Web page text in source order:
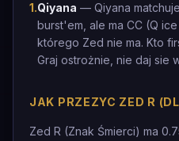
1.Qiyana — Qiyana
burst'em, ale ma CC (Q
którego Zed nie ma. Kto
Graj ostrożnie, nie daj sie
JAK PRZEZYC ZED R
Zed R (Znak Śmierci) ma